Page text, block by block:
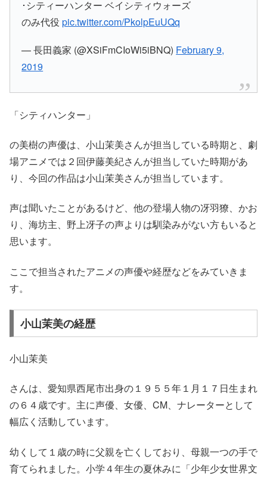
･シティーハンター ベイシティウォーズ
のみ代役pic.twitter.com/PkolpEuUQq
— 長田義家 (@XSiFmCIoWi5iBNQ) February 9,
2019
「シティハンター」
の美樹の声優は、 小山茉美さんが担当している時期と、劇
場アニメでは２回伊藤美紀さんが担当していた時期があ
り、今回の作品は小山茉美さんが担当しています。
声は聞いたことがあるけど、他の登場人物の冴羽獠、かお
り、海坊主、野上冴子の声よりは馴染みがない方もいると
思います。
ここで担当されたアニメの声優や経歴などをみていきま
す。
小山茉美の経歴
小山茉美
さんは、愛知県西尾市出身の１９５５年１月１７日生まれ
の６４歳です。主に声優、女優、CM、ナレーターとして
幅広く活動しています。
幼くして１歳の時に父親を亡くしており、母親一つの手で
育てられました。小学４年生の夏休みに「少年少女世界文